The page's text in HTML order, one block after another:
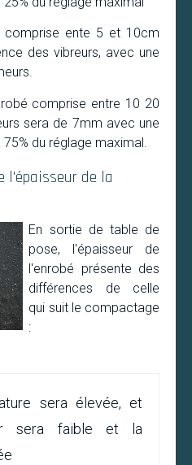
comprise ente 5 et 10cm
des vibreurs, avec une
comprise entre 10 20
sera de 7mm avec une
du réglage maximal.
l'épaisseur de la
En sortie de table de
pose, l'épaisseur de
l'enrobé présente des
différences de celle
qui suit le compactage
:
sera élevée, et
sera faible et la